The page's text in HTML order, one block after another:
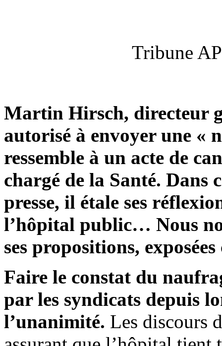
Tribune
Martin Hirsch, directeur
autorisé à envoyer une «
ressemble à un acte de
chargé de la Santé. Dans
presse, il étale ses
l’hôpital public… Nous
ses propositions,
Faire le constat du
par les syndicats depuis
l’unanimité. Les discours